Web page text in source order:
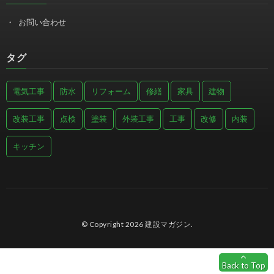
Back to Top
お問い合わせ
タグ
電気工事 防水 リフォーム 修繕 家具 建物
改装工事 点検 塗装 外装工事 工事 改修 内装
キッチン
© Copyright 2026 建設マガジン.